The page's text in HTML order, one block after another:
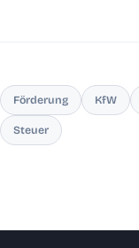
Förderung KfW
Steuer